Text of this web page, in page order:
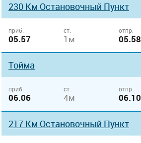
230 Км Остановочный Пункт
приб.
05.57
ст.
1м
отпр.
05.58
Тойма
приб.
06.06
ст.
4м
отпр.
06.10
217 Км Остановочный Пункт